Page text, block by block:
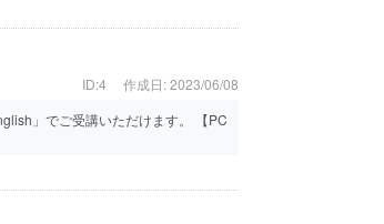
ID:4
作成日: 2023/06/08
」でご受講いただけます。 【PC